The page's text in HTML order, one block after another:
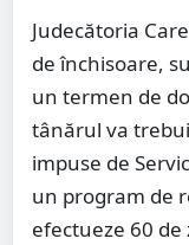
Judecătoria
de închisoare,
un termen de
tânărul va
impuse de
un program de
efectueze 60